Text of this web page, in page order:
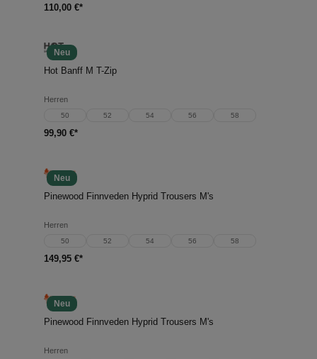
110,00 €*
Neu
Hot Banff M T-Zip
Herren
50 52 54 56 58
99,90 €*
Neu
Pinewood Finnveden Hyprid Trousers M's
Herren
50 52 54 56 58
149,95 €*
Neu
Pinewood Finnveden Hyprid Trousers M's
Herren